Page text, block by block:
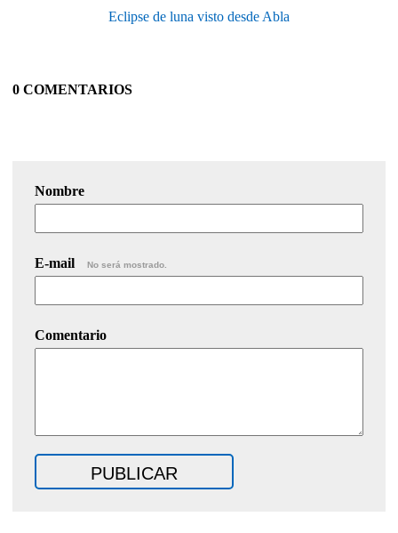
Eclipse de luna visto desde Abla
0 COMENTARIOS
Nombre
E-mail No será mostrado.
Comentario